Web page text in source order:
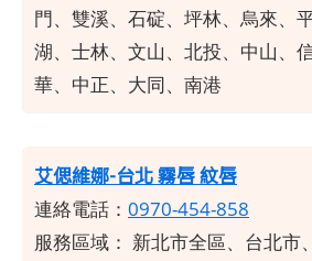
門、雙溪、石碇、坪林、烏來、
湖、士林、文山、北投、中山、
華、中正、大同、南港
艾偲維娜-台北 霧唇 紋唇
連絡電話： 0970-454-858
服務區域： 新北市全區、台北市